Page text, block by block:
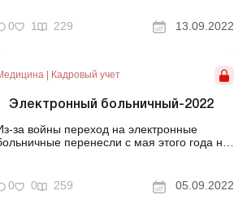
выполнение своих функций как отдельными
так и структурными
0 1 229 13.09.2022
Кадровый учет
Электронный больничный-2022
за войны переход на электронные
перенесли с мая этого года на
листки нетрудоспособности.
того, во время военного положения
0 0 259 05.09.2022